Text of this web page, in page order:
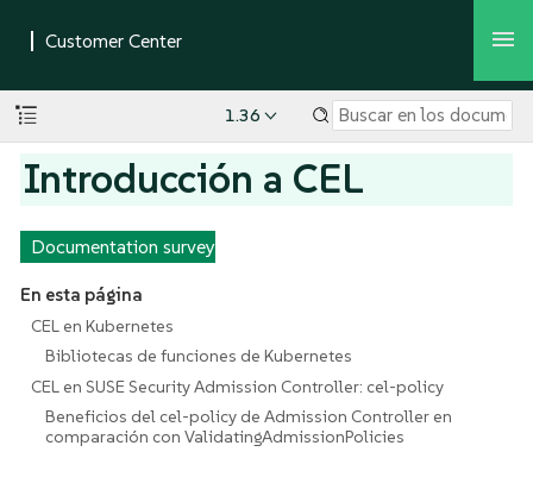
1.36
Introducción a CEL
Documentation survey
En esta página
CEL en Kubernetes
Bibliotecas de funciones de Kubernetes
CEL en SUSE Security Admission Controller: cel-policy
Beneficios del cel-policy de Admission Controller en
comparación con ValidatingAdmissionPolicies